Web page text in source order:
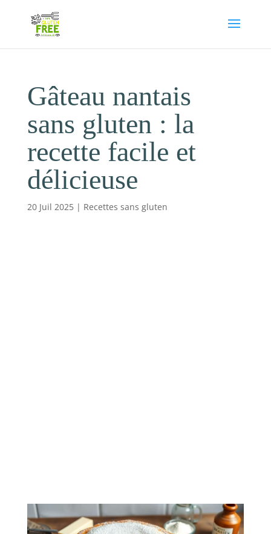
Gâteau nantais
sans gluten : la
recette facile et
délicieuse
20 Juil 2025| Recettes sans gluten